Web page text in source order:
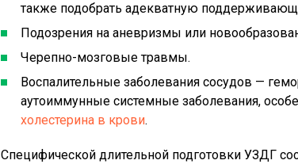
также подобрать адекватную
Подозрения на аневризмы или
Черепно-мозговые травмы.
Воспалительные заболевания сосудов —
аутоиммунные системные заболевания,
холестерина в крови.
Специфической длительной подготовки УЗДГ